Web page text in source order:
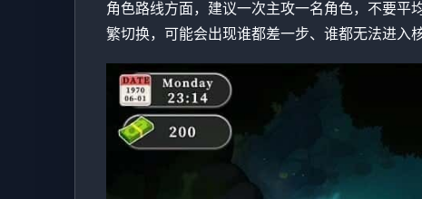
角色路线方面，建议一次主攻一名角色，不要平
繁切换，可能会出现谁都差一步、谁都无法进入